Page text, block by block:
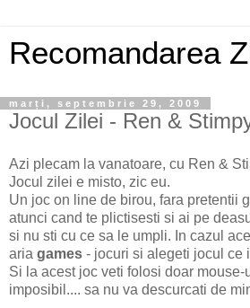
Recomandarea
marți, septembrie 29, 2009
Jocul Zilei - Ren &
Azi plecam la vanatoare, cu Ren &
Jocul zilei e misto, zic eu.
Un joc on line de birou, fara pretentii
atunci cand te plictisesti si ai pe
si nu sti cu ce sa le umpli. In cazul
aria games - jocuri si alegeti jocul ce
Si la acest joc veti folosi doar
imposibil.... sa nu va descurcati de